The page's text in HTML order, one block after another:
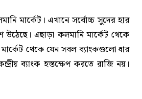
মার্কেট। এখানে সর্বোচ্চ সুদের হার
উঠেছে। এছাড়া কলমানি মার্কেট থেকে
থেকে যেন সবল ব্যাংকগুলো ধার
ব্যাংক হস্তক্ষেপ করতে রাজি নয়।